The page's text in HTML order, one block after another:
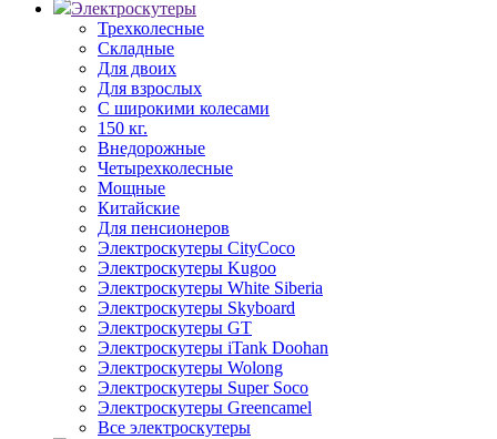
Электроскутеры
Трехколесные
Складные
Для двоих
Для взрослых
С широкими колесами
150 кг.
Внедорожные
Четырехколесные
Мощные
Китайские
Для пенсионеров
Электроскутеры CityCoco
Электроскутеры Kugoo
Электроскутеры White Siberia
Электроскутеры Skyboard
Электроскутеры GT
Электроскутеры iTank Doohan
Электроскутеры Wolong
Электроскутеры Super Soco
Электроскутеры Greencamel
Все электроскутеры